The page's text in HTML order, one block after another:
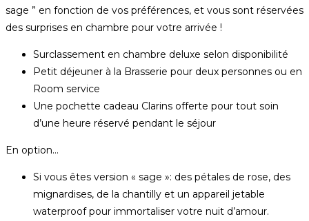
sage ” en fonction de vos préférences, et vous sont réservées
des surprises en chambre pour votre arrivée !
Surclassement en chambre deluxe selon disponibilité
Petit déjeuner à la Brasserie pour deux personnes ou en
Room service
Une pochette cadeau Clarins offerte pour tout soin
d’une heure réservé pendant le séjour
En option…
Si vous êtes version « sage »: des pétales de rose, des
mignardises, de la chantilly et un appareil jetable
waterproof pour immortaliser votre nuit d’amour.